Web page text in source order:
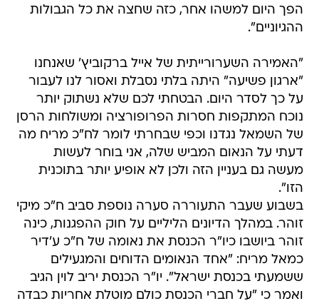
הפך היום למשהו אחר, כזה שחצה את כל הגבולות
ההגיוניים".
"האמירה השערורייתית של אייל ברקוביץ' שאנחנו
"ארגון פשיעה" היתה בלתי נסבלת ואסור לנו לעבור
על כך לסדר היום. הבטחתי לכם שלא נשתוק יותר
נוכח המתקפות חסרות הפרופורציה ומשולחות הרסן
של השמאל נגדנו וכפי שבחרתי לומר לח"כ מריח מה
דעתי על הנאום המביש שלה, אני בוחר לעשות
מעשה גם בעניין הזה ולכן לא אופיע יותר בתוכנית
הזו".
בשבוע שעבר התעוררה סערה נוספת סביב ח"כ מיקי
זוהר. במהלך הדיונים הליליים על חוק ההפגנות, כינה
זוהר ביושבו כיו"ר הכנסת את נאומה של ח"כ ע'דיר
כמאל מריח: "אחד הנאומים הדוחים והמגעילים
ששמעתי בכנסת ישראל". יו"ר הכנסת יריב לוין הגיב
ואמר כי "על חברי הכנסת כולם מוטלת אחריות כבדה